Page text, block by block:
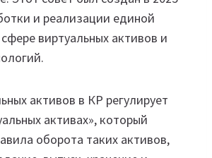
и реализации единой
виртуальных активов и
активов в КР регулирует
активах», который
оборота таких активов,